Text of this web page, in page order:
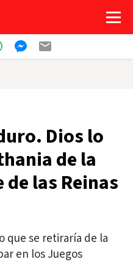
Dios lo
de la
de las Reinas
que se retiraría de la
en los Juegos